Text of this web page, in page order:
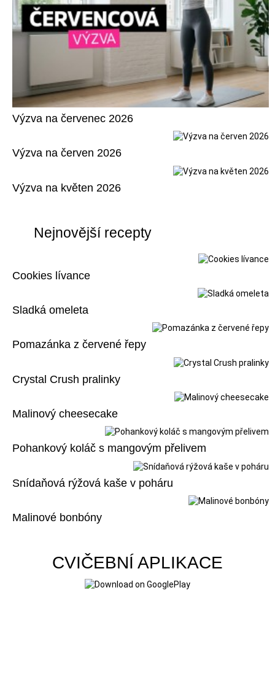
Výzva na červenec 2026
Výzva na červen 2026
Výzva na květen 2026
Nejnovější recepty
Cookies lívance
Sladká omeleta
Pomazánka z červené řepy
Crystal Crush pralinky
Malinový cheesecake
Pohankový koláč s mangovým přelivem
Snídaňová rýžová kaše v poháru
Malinové bonbóny
CVIČEBNÍ APLIKACE